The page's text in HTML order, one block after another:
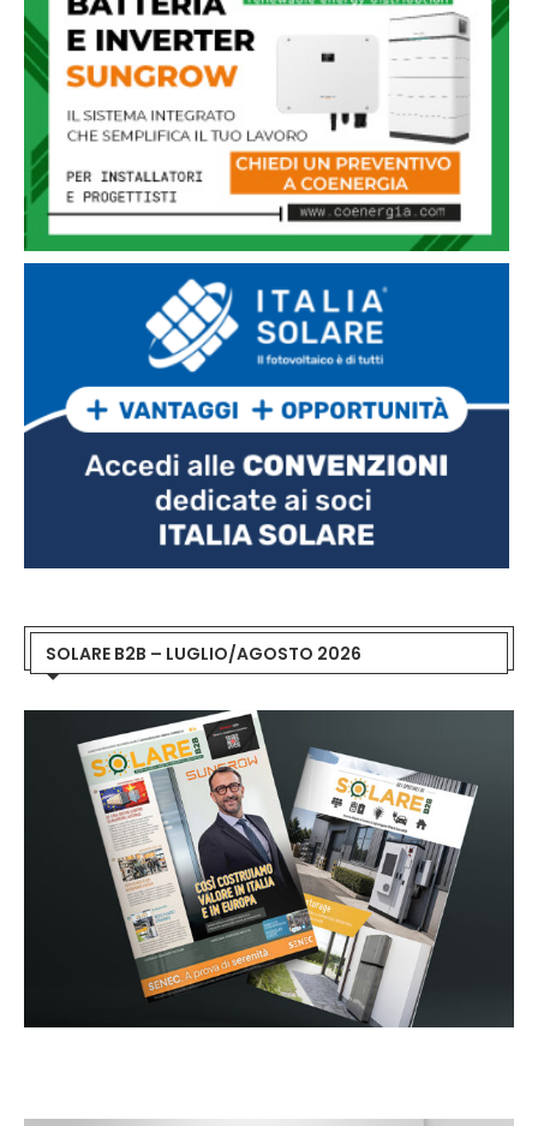
SOLARE B2B – LUGLIO/AGOSTO 2026